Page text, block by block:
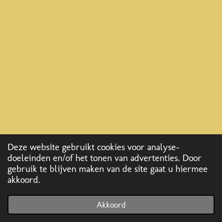
Deze website gebruikt cookies voor analyse-
doeleinden en/of het tonen van advertenties. Door
gebruik te blijven maken van de site gaat u hiermee
akkoord.
Akkoord
© 2020 - 2026 De Geitjeshoeve
Powered byJouwWeb